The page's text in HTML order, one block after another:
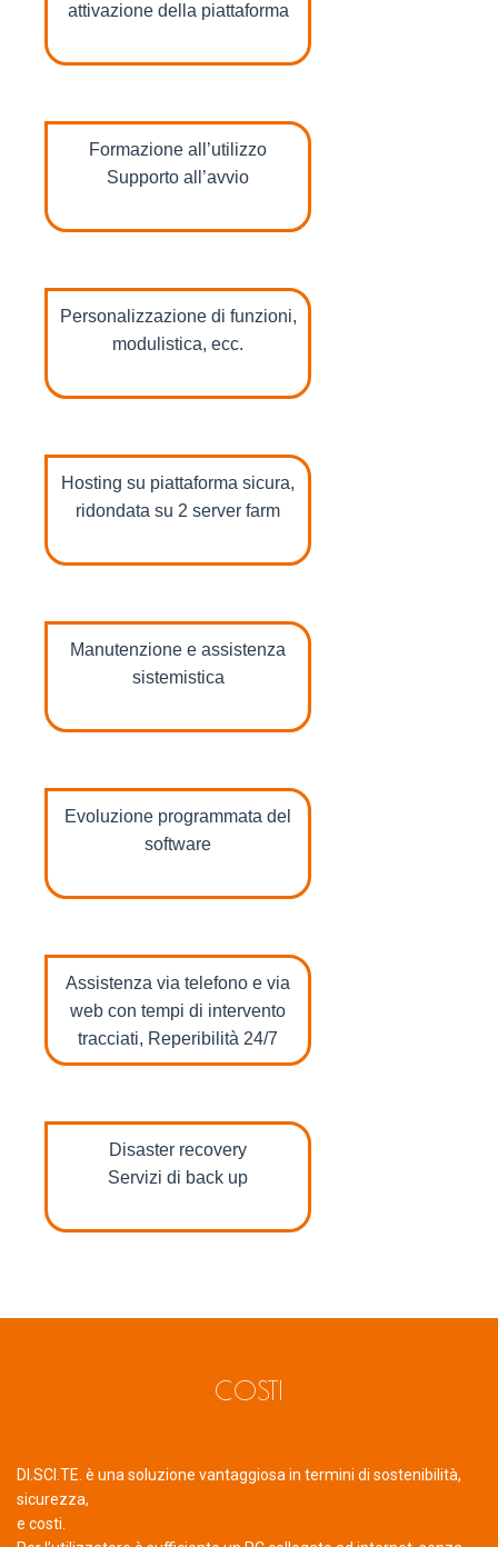
attivazione della piattaforma
Formazione all’utilizzo
Supporto all’avvio
Personalizzazione di funzioni,
modulistica, ecc.
Hosting su piattaforma sicura,
ridondata su 2 server farm
Manutenzione e assistenza
sistemistica
Evoluzione programmata del
software
Assistenza via telefono e via
web con tempi di intervento
tracciati, Reperibilità 24/7
Disaster recovery
Servizi di back up
COSTI
DI.SCI.TE. è una soluzione vantaggiosa in termini di sostenibilità,
sicurezza,
e costi.